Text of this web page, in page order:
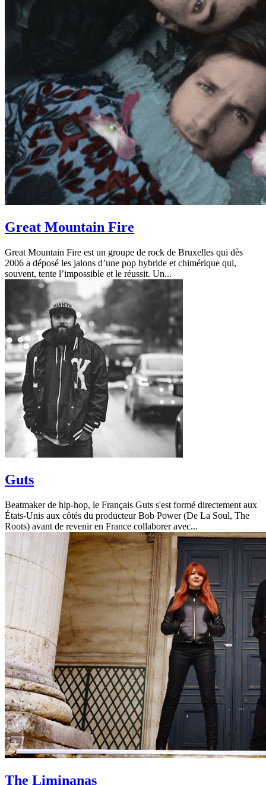
Great Mountain Fire
Great Mountain Fire est un groupe de rock de Bruxelles qui dès
2006 a déposé les jalons d’une pop hybride et chimérique qui,
souvent, tente l’impossible et le réussit. Un...
Guts
Beatmaker de hip-hop, le Français Guts s'est formé directement aux
États-Unis aux côtés du producteur Bob Power (De La Soul, The
Roots) avant de revenir en France collaborer avec...
The Liminanas